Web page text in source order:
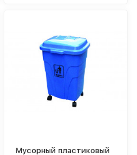
Мусорный пластиковый